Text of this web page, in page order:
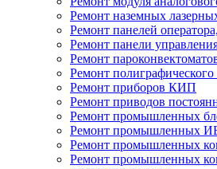
Ремонт наземных
Ремонт панелей
Ремонт панели
Ремонт
Ремонт полиграфического
Ремонт приборов КИП
Ремонт приводов
Ремонт промышленных
Ремонт промышленных
Ремонт промышленных
Ремонт промышленных